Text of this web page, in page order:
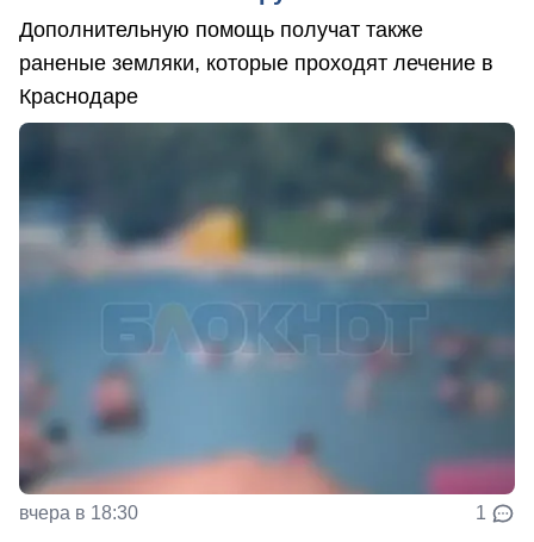
Дополнительную помощь получат также
раненые земляки, которые проходят лечение в
Краснодаре
вчера в 18:30 1